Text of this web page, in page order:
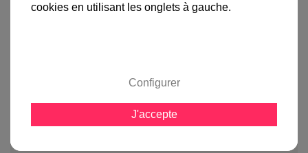
livraison
Borne RP195 Rouge
cookies en utilisant les onglets à gauche.
Configurer
J'accepte